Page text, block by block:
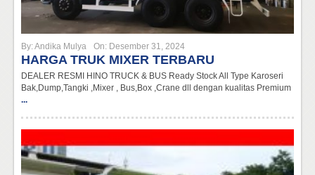
By:Andika Mulya On: Desember 31, 2024
HARGA TRUK MIXER TERBARU
DEALER RESMI HINO TRUCK & BUS Ready Stock All Type Karoseri
Bak,Dump,Tangki ,Mixer , Bus,Box ,Crane dll dengan kualitas Premium
...